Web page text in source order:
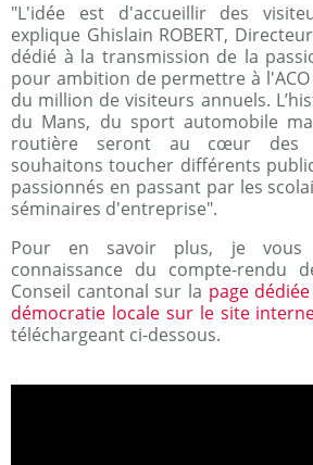
"L'idée est d'accueillir des
explique Ghislain ROBERT,
dédié à la transmission de la
pour ambition de permettre à
du million de visiteurs annuels.
du Mans, du sport automobile
routière seront au cœur des
souhaitons toucher différents
passionnés en passant par les
séminaires d'entreprise".
Pour en savoir plus, je vous
connaissance du compte-rendu
Conseil cantonal sur la page
démocratie locale sur le site
téléchargeant ci-dessous.